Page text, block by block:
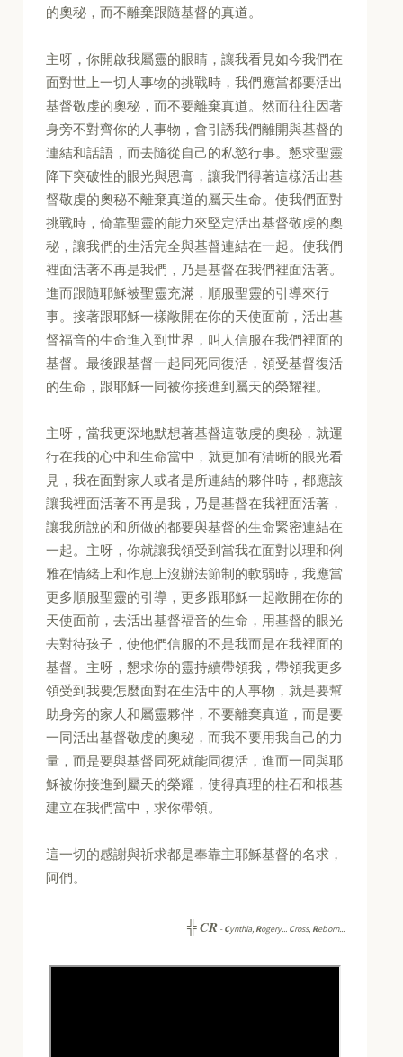
的奧秘，而不離棄跟隨基督的真道。
主呀，你開啟我屬靈的眼睛，讓我看見如今我們在
面對世上一切人事物的挑戰時，我們應當都要活出
基督敬虔的奧秘，而不要離棄真道。然而往往因著
身旁不對齊你的人事物，會引誘我們離開與基督的
連結和話語，而去隨從自己的私慾行事。懇求聖靈
降下突破性的眼光與恩膏，讓我們得著這樣活出基
督敬虔的奧秘不離棄真道的屬天生命。使我們面對
挑戰時，倚靠聖靈的能力來堅定活出基督敬虔的奧
秘，讓我們的生活完全與基督連結在一起。使我們
裡面活著不再是我們，乃是基督在我們裡面活著。
進而跟隨耶穌被聖靈充滿，順服聖靈的引導來行
事。接著跟耶穌一樣敞開在你的天使面前，活出基
督福音的生命進入到世界，叫人信服在我們裡面的
基督。最後跟基督一起同死同復活，領受基督復活
的生命，跟耶穌一同被你接進到屬天的榮耀裡。
主呀，當我更深地默想著基督這敬虔的奧秘，就運
行在我的心中和生命當中，就更加有清晰的眼光看
見，我在面對家人或者是所連結的夥伴時，都應該
讓我裡面活著不再是我，乃是基督在我裡面活著，
讓我所說的和所做的都要與基督的生命緊密連結在
一起。主呀，你就讓我領受到當我在面對以理和俐
雅在情緒上和作息上沒辦法節制的軟弱時，我應當
更多順服聖靈的引導，更多跟耶穌一起敞開在你的
天使面前，去活出基督福音的生命，用基督的眼光
去對待孩子，使他們信服的不是我而是在我裡面的
基督。主呀，懇求你的靈持續帶領我，帶領我更多
領受到我要怎麼面對在生活中的人事物，就是要幫
助身旁的家人和屬靈夥伴，不要離棄真道，而是要
一同活出基督敬虔的奧秘，而我不要用我自己的力
量，而是要與基督同死就能同復活，進而一同與耶
穌被你接進到屬天的榮耀，使得真理的柱石和根基
建立在我們當中，求你帶領。
這一切的感謝與祈求都是奉靠主耶穌基督的名求，
阿們。
╬CR -Cynthia, Rogery... Cross, Reborn...